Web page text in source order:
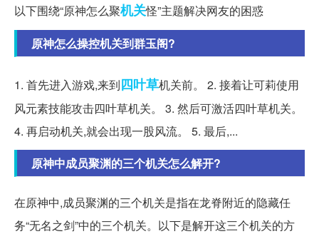
以下围绕“原神怎么聚机关怪”主题解决网友的困惑
原神怎么操控机关到群玉阁?
1. 首先进入游戏,来到四叶草机关前。 2. 接着让可莉使用
风元素技能攻击四叶草机关。 3. 然后可激活四叶草机关。
4. 再启动机关,就会出现一股风流。 5. 最后,...
原神中成员聚渊的三个机关怎么解开?
在原神中,成员聚渊的三个机关是指在龙脊附近的隐藏任
务“无名之剑”中的三个机关。以下是解开这三个机关的方